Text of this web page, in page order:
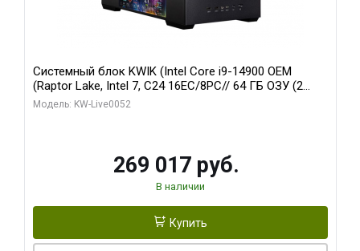
Системный блок KWIK (Intel Core i9-14900 OEM
(Raptor Lake, Intel 7, C24 16EC/8PC// 64 ГБ ОЗУ (2
модуля)/ Palit RTX5080 GAMINGPRO OC 16GB GDDR7
Модель: KW-Live0052
269 017 руб.
В наличии
Купить